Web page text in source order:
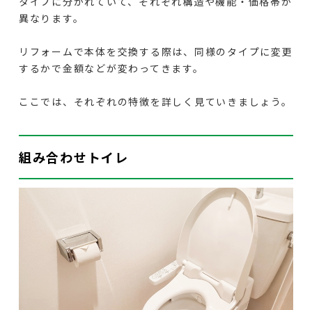
異なります。
リフォームで本体を交換する際は、同様のタイプに変更
するかで金額などが変わってきます。
ここでは、それぞれの特徴を詳しく見ていきましょう。
組み合わせトイレ